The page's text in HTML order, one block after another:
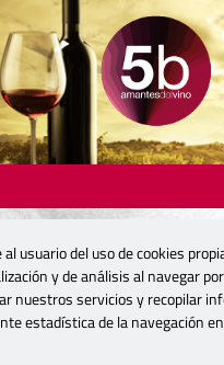
usuario del uso de cookies
y de análisis al navegar
nuestros servicios y recopilar
estadística de la navegación